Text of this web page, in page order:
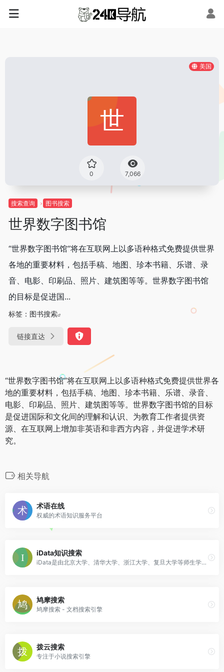
美国
0 7,066
搜索查询 图书搜索
世界数字图书馆
“世界数字图书馆“将在互联网上以多语种格式免费提供世界
各地的重要材料，包括手稿、地图、珍本书籍、乐谱、录
音、电影、印刷品、照片、建筑图等等。世界数字图书馆
的目标是促进国...
标签： 图书搜索
链接直达
“世界数字图书馆“将在互联网上以多语种格式免费提供世界各
地的重要材料，包括手稿、地图、珍本书籍、乐谱、录音、
电影、印刷品、照片、建筑图等等。世界数字图书馆的目标
是促进国际和文化间的理解和认识、为教育工作者提供资
源、在互联网上增加非英语和非西方内容，并促进学术研
究。
相关导航
术语在线
权威的术语知识服务平台
iData知识搜索
iData是由北京大学、清华大学、浙江大学、复旦大学等师生学者共同筹建的用于教学、科研目的的公益互联网项目，旨在促进知识的传播和最新学术科技的共享。iData平台上所有信息均为公开发表的学术文献，由学者自由上传，并提供有限的免费浏览、下载服务。
鸠摩搜索
鸠摩搜索 - 文档搜索引擎
拨云搜索
专注于小说搜索引擎